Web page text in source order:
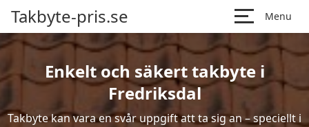
Takbyte-pris.se Menu
Enkelt och säkert takbyte i
Fredriksdal
Takbyte kan vara en svår uppgift att ta sig an – speciellt i